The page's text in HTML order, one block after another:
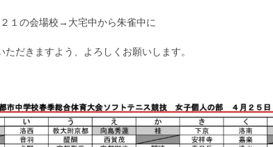
１の会場校→大宅中から朱雀中に
だきますよう、よろしくお願いします。